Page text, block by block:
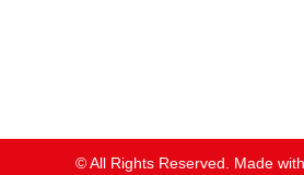
© All Rights Reserved. Made